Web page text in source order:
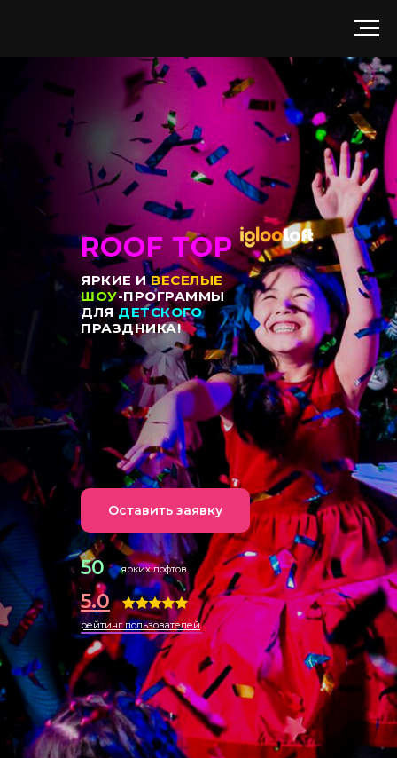
ЯРКИЕ ИВЕСЕЛЫЕ
ШОУ-ПРОГРАММЫ
ДЛЯ ДЕТСКОГО
ПРАЗДНИКА!
ROOF TOP
Оставить заявку
50 ярких лофтов
5.0
рейтинг пользователей